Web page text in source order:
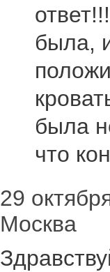
была,
была
что
29
Москва